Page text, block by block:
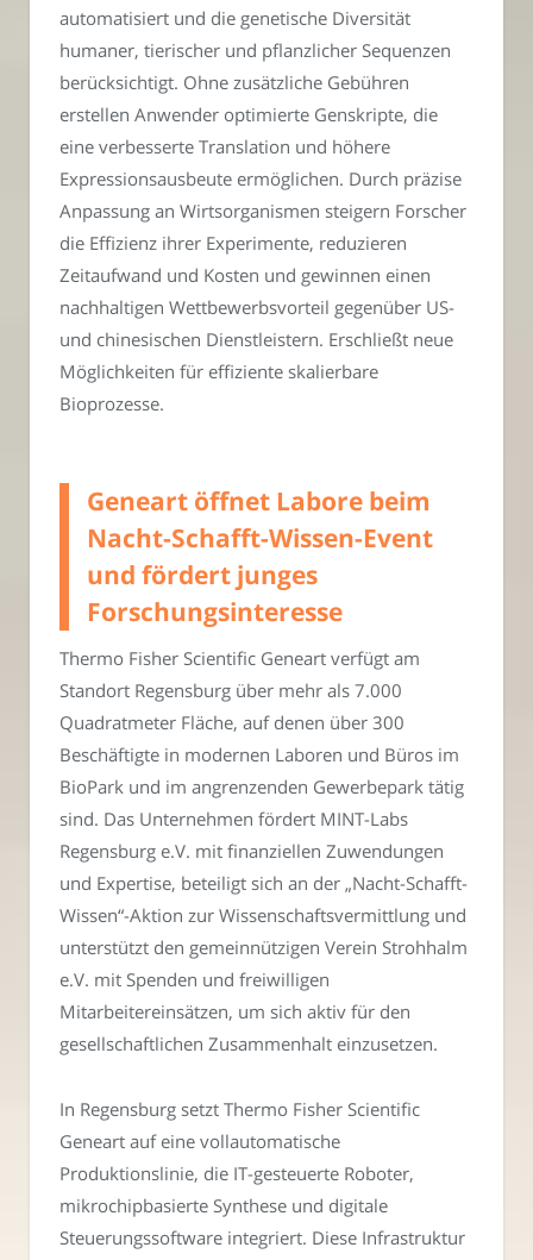
automatisiert und die genetische Diversität
humaner, tierischer und pflanzlicher Sequenzen
berücksichtigt. Ohne zusätzliche Gebühren
erstellen Anwender optimierte Genskripte, die
eine verbesserte Translation und höhere
Expressionsausbeute ermöglichen. Durch präzise
Anpassung an Wirtsorganismen steigern Forscher
die Effizienz ihrer Experimente, reduzieren
Zeitaufwand und Kosten und gewinnen einen
nachhaltigen Wettbewerbsvorteil gegenüber US-
und chinesischen Dienstleistern. Erschließt neue
Möglichkeiten für effiziente skalierbare
Bioprozesse.
Geneart öffnet Labore beim
Nacht-Schafft-Wissen-Event
und fördert junges
Forschungsinteresse
Thermo Fisher Scientific Geneart verfügt am
Standort Regensburg über mehr als 7.000
Quadratmeter Fläche, auf denen über 300
Beschäftigte in modernen Laboren und Büros im
BioPark und im angrenzenden Gewerbepark tätig
sind. Das Unternehmen fördert MINT-Labs
Regensburg e.V. mit finanziellen Zuwendungen
und Expertise, beteiligt sich an der „Nacht-Schafft-
Wissen“-Aktion zur Wissenschaftsvermittlung und
unterstützt den gemeinnützigen Verein Strohhalm
e.V. mit Spenden und freiwilligen
Mitarbeitereinsätzen, um sich aktiv für den
gesellschaftlichen Zusammenhalt einzusetzen.
In Regensburg setzt Thermo Fisher Scientific
Geneart auf eine vollautomatische
Produktionslinie, die IT-gesteuerte Roboter,
mikrochipbasierte Synthese und digitale
Steuerungssoftware integriert. Diese Infrastruktur